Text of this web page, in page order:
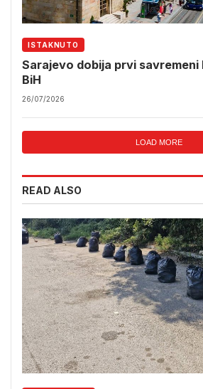
ISTAKNUTO
Sarajevo dobija prvi savremeni
BiH
26/07/2026
LOAD MORE
READ ALSO